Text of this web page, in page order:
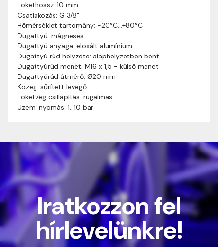
Lökethossz: 10 mm
Csatlakozás: G 3/8"
Hőmérséklet tartomány: -20°C…+80°C
Dugattyú: mágneses
Dugattyú anyaga: eloxált alumínium
Dugattyú rúd helyzete: alaphelyzetben bent
Dugattyúrúd menet: M16 x 1,5 - külső menet
Dugattyúrúd átmérő: Ø20 mm
Közeg: sűrített levegő
Löketvég csillapítás: rugalmas
Üzemi nyomás: 1…10 bar
Szállítási idő:
munkanapon belül kézbesítjük. Amennyiben
valamilyen okból kifolyólag a szállítás hosszabb
ideig tart, előre értesítünk benneteket.
Szállítási díj:
A szállítási díj függ a termék súlyától
és a szállítási cím távolságától. A pontos szállítási
díjat a vásárlás folyamata során megtekinthetitek,
mielőtt a rendelést véglegesítitek.
Iratkozzon fel
hírlevelünkre!